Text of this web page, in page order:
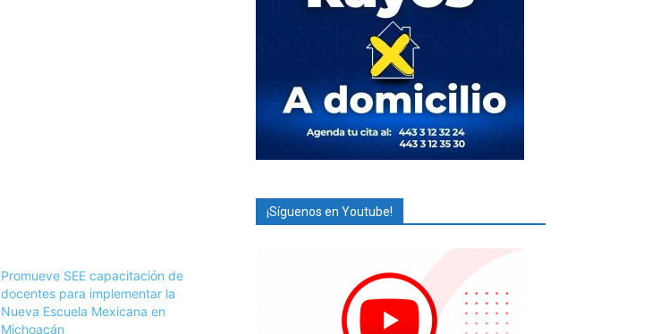
Promueve SEE capacitación de
docentes para implementar la
Nueva Escuela Mexicana en
Michoacán
¡Síguenos en Youtube!